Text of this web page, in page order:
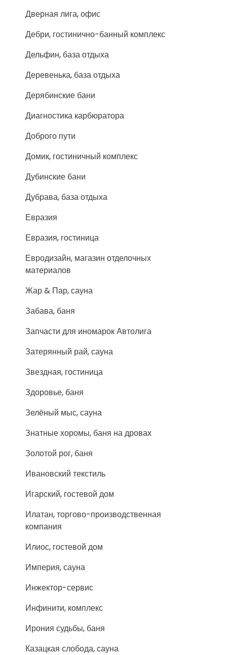
Дверная лига, офис
Дебри, гостинично-банный комплекс
Дельфин, база отдыха
Деревенька, база отдыха
Дерябинские бани
Диагностика карбюратора
Доброго пути
Домик, гостиничный комплекс
Дубинские бани
Дубрава, база отдыха
Евразия
Евразия, гостиница
Евродизайн, магазин отделочных
материалов
Жар & Пар, сауна
Забава, баня
Запчасти для иномарок Автолига
Затерянный рай, сауна
Звездная, гостиница
Здоровье, баня
Зелёный мыс, сауна
Знатные хоромы, баня на дровах
Золотой рог, баня
Ивановский текстиль
Игарский, гостевой дом
Илатан, торгово-производственная
компания
Илиос, гостевой дом
Империя, сауна
Инжектор-сервис
Инфинити, комплекс
Ирония судьбы, баня
Казацкая слобода, сауна